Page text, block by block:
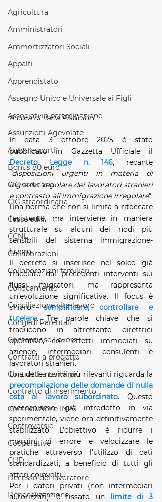
Agricoltura
Amministratori
Ammortizzatori Sociali
Appalti
Apprendistato
Assegno Unico e Universale ai Figli
Associati in partecipazione
Assunzioni Agevolate
Autotrasporti
Bonus 80 euro
CIG ordinaria
CIG straordinaria
Casse edili
CCNL
Collaborazioni
Collaborazioni familiari
Collocamento
Conciliazione vita-lavoro
Congedi Parentali
Contenzioso Lavoro
Contratti a progetto
Contratti a termine
Contratto di inserimento
Contribuzione INPS
Controversie
Cooperative
CUD
Decesso del lavoratore
Depenalizzazione
A cura di Ilaria Pistininzi
In data 3 ottobre 2025 è stato
Decreto Legge n. 146
“disposizioni urgenti in materia di
ingresso regolare dei lavoratori stranieri
e contrasto all'immigrazione irregolare”.
Una norma che non si limita a ritoccare
l’esistente, ma interviene in maniera
strutturale su alcuni dei nodi più
sensibili del sistema immigrazione-
lavoro.
Il decreto si inserisce nel solco già
tracciato dai precedenti interventi sui
flussi migratori, ma rappresenta
un’evoluzione significativa. Il focus è
chiaro: semplificare, controllare e
tutelare. Tre parole chiave che si
traducono in altrettante direttrici
operative, con effetti immediati su
aziende, intermediari, consulenti e
lavoratori stranieri.
precompilazione delle domande di nulla
osta al lavoro subordinato. Questo
meccanismo, già introdotto in via
sperimentale, viene ora definitivamente
stabilizzato. L’obiettivo è ridurre i
margini di errore e velocizzare le
pratiche attraverso l’utilizzo di dati
standardizzati, a beneficio di tutti gli
attori coinvolti.
Per i datori privati (non intermediari
autorizzati), è fissato un limite di 3